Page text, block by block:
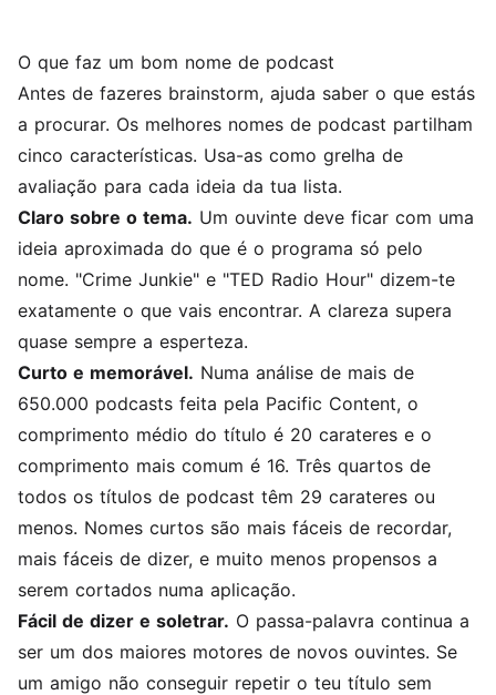
O que faz um bom nome de podcast
Antes de fazeres brainstorm, ajuda saber o que estás
a procurar. Os melhores nomes de podcast partilham
cinco características. Usa-as como grelha de
avaliação para cada ideia da tua lista.
Claro sobre o tema. Um ouvinte deve ficar com uma
ideia aproximada do que é o programa só pelo
nome. "Crime Junkie" e "TED Radio Hour" dizem-te
exatamente o que vais encontrar. A clareza supera
quase sempre a esperteza.
Curto e memorável. Numa análise de mais de
650.000 podcasts feita pela Pacific Content, o
comprimento médio do título é 20 carateres e o
comprimento mais comum é 16. Três quartos de
todos os títulos de podcast têm 29 carateres ou
menos. Nomes curtos são mais fáceis de recordar,
mais fáceis de dizer, e muito menos propensos a
serem cortados numa aplicação.
Fácil de dizer e soletrar. O passa-palavra continua a
ser um dos maiores motores de novos ouvintes. Se
um amigo não conseguir repetir o teu título sem